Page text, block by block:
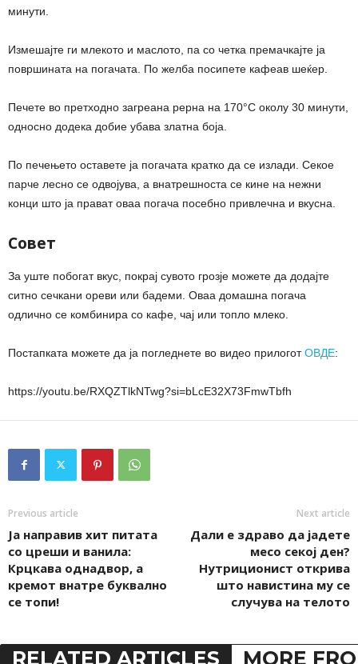
минути.
Измешајте ги млекото и маслото, па со четка премачкајте ја
површината на погачата. По желба посипете кафеав шеќер.
Печете во претходно загреана рерна на 170°C околу 30 минути,
односно додека добие убава златна боја.
По печењето оставете ја погачата кратко да се излади. Секое
парче лесно се одвојува, а внатрешноста се кине на нежни
конци што ја прават оваа погача посебно привлечна и вкусна.
Совет
За уште побогат вкус, покрај сувото грозје можете да додајте
ситно сечкани ореви или бадеми. Оваа домашна погача
одлично се комбинира со кафе, чај или топло млеко.
Постапката можете да ја погледнете во видео прилоготОВДЕ:
https://youtu.be/RXQZTlkNTwg?si=bLcE32X73FmwTbfh
Previous article
Ја направив хит питата
со цреши и ванила:
Крцкава однадвор, а
кремот внатре буквално
се топи!
Next article
Дали е здраво да јадете
месо секој ден?
Нутриционист открива
што навистина му се
случува на телото
RELATED ARTICLES MORE